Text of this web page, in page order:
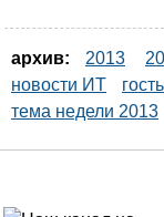
архив: 2013
новости ИТ
тема недели 2013